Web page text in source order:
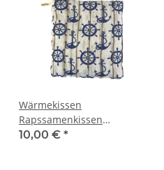
Wärmekissen
Rapssamenkissen
quadratisch "Anker und
10,00 € *